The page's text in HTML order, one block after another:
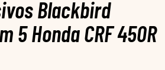
Blackbird
5 Honda CRF 450R